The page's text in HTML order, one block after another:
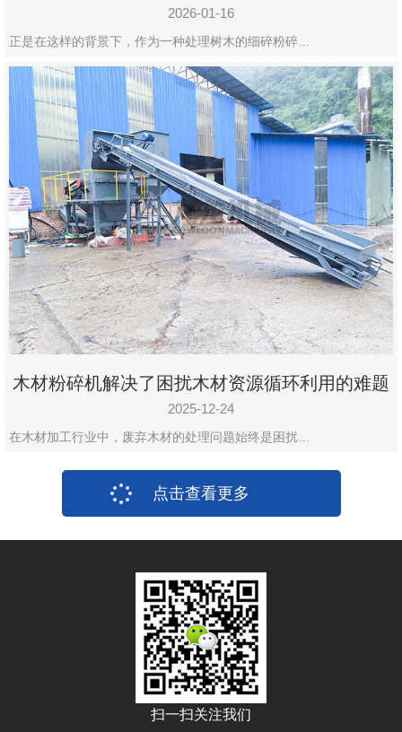
2026-01-16
正是在这样的背景下，作为一种处理树木的细碎粉碎…
木材粉碎机解决了困扰木材资源循环利用的难题
2025-12-24
在木材加工行业中，废弃木材的处理问题始终是困扰…
点击查看更多
扫一扫关注我们